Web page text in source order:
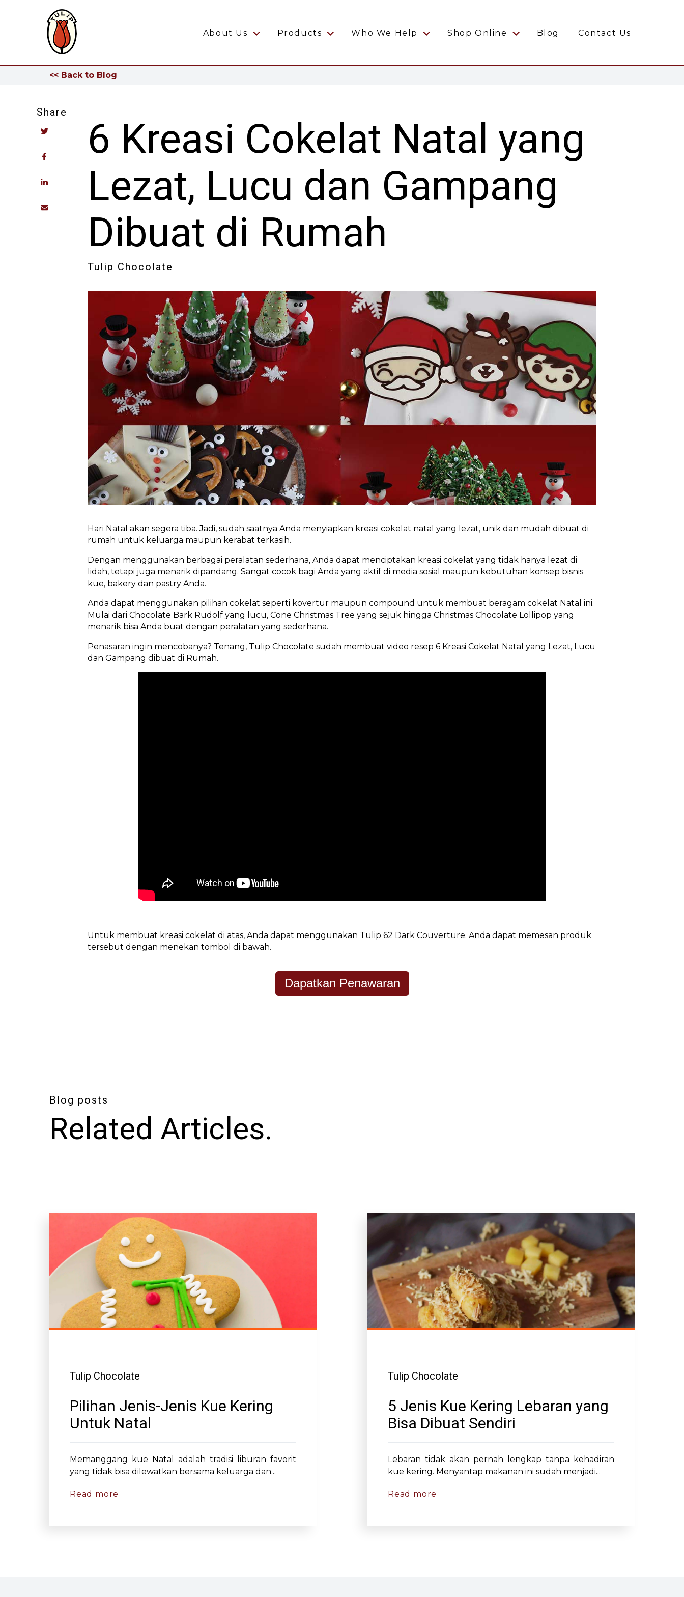
About Us Products Who We Help Shop Online Blog Contact Us
<< Back to Blog
6 Kreasi Cokelat Natal yang
Lezat, Lucu dan Gampang
Dibuat di Rumah
Tulip Chocolate
Share
Hari Natal akan segera tiba. Jadi, sudah saatnya Anda menyiapkan kreasi cokelat natal yang lezat, unik dan mudah dibuat di
rumah untuk keluarga maupun kerabat terkasih.
Dengan menggunakan berbagai peralatan sederhana, Anda dapat menciptakan kreasi cokelat yang tidak hanya lezat di
lidah, tetapi juga menarik dipandang. Sangat cocok bagi Anda yang aktif di media sosial maupun kebutuhan konsep bisnis
kue, bakery dan pastry Anda.
Anda dapat menggunakan pilihan cokelat seperti kovertur maupun compound untuk membuat beragam cokelat Natal ini.
Mulai dari Chocolate Bark Rudolf yang lucu, Cone Christmas Tree yang sejuk hingga Christmas Chocolate Lollipop yang
menarik bisa Anda buat dengan peralatan yang sederhana.
Penasaran ingin mencobanya? Tenang, Tulip Chocolate sudah membuat video resep 6 Kreasi Cokelat Natal yang Lezat, Lucu
dan Gampang dibuat di Rumah.
Untuk membuat kreasi cokelat di atas, Anda dapat menggunakan Tulip 62 Dark Couverture. Anda dapat memesan produk
tersebut dengan menekan tombol di bawah.
Dapatkan Penawaran
Blog posts
Related Articles.
Tulip Chocolate
Pilihan Jenis-Jenis Kue Kering
Untuk Natal
Memanggang kue Natal adalah tradisi liburan favorit
yang tidak bisa dilewatkan bersama keluarga dan...
Read more
Tulip Chocolate
5 Jenis Kue Kering Lebaran yang
Bisa Dibuat Sendiri
Lebaran tidak akan pernah lengkap tanpa kehadiran
kue kering. Menyantap makanan ini sudah menjadi...
Read more